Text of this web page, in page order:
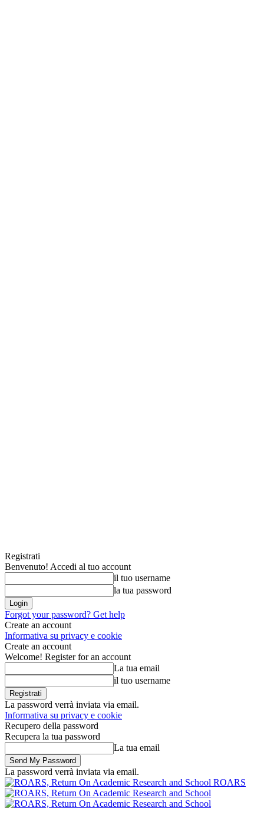
Registrati
Benvenuto! Accedi al tuo account
il tuo username
la tua password
Forgot your password? Get help
Create an account
Informativa su privacy e cookie
Create an account
Welcome! Register for an account
La tua email
il tuo username
La password verrà inviata via email.
Informativa su privacy e cookie
Recupero della password
Recupera la tua password
La tua email
La password verrà inviata via email.
ROARS